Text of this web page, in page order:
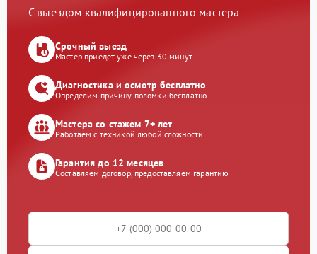
С выездом квалифицированного мастера
Срочный выезд
Мастер приедет уже через 30 минут
Диагностика и осмотр бесплатно
Определим причину поломки бесплатно
Мастера со стажем 7+ лет
Работаем с техникой любой сложности
Гарантия до 12 месяцев
Составляем договор, предоставляем гарантию